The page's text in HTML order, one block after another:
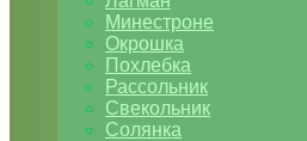
Минестроне
Окрошка
Похлебка
Рассольник
Свекольник
Солянка